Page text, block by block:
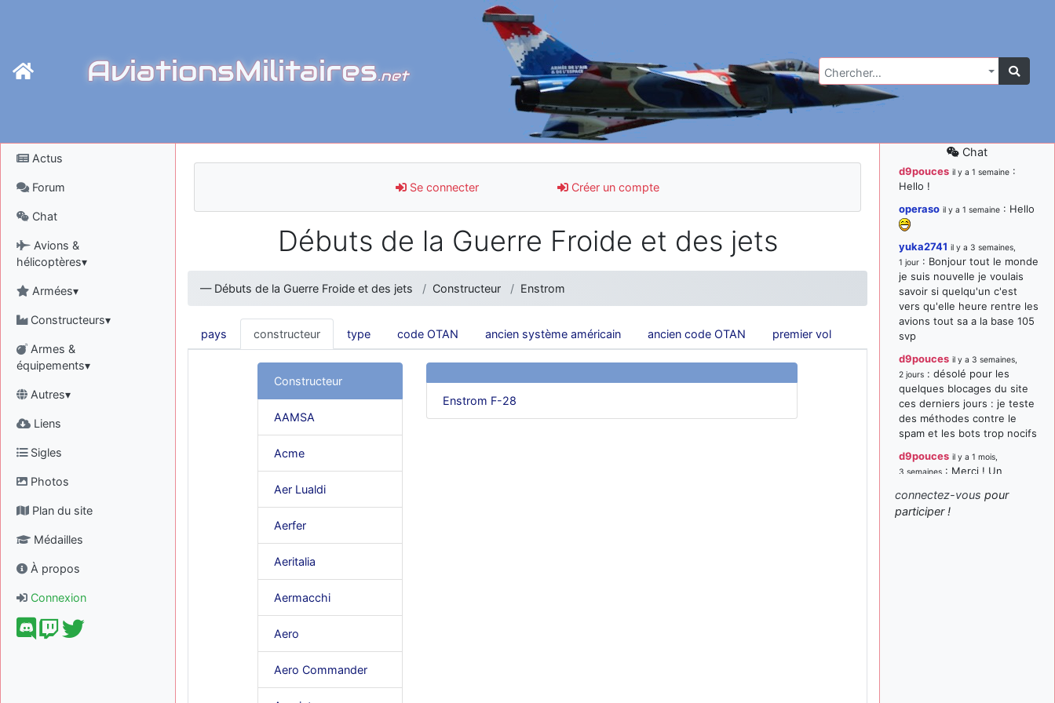
AviationsMilitaires.net Chercher…
Actus
Forum
Chat
Avions &
hélicoptères▾
Armées▾
Constructeurs▾
Armes &
équipements▾
Autres▾
Liens
Sigles
Photos
Plan du site
Médailles
À propos
Connexion
Se connecter Créer un compte
Débuts de la Guerre Froide et des jets
— Débuts de la Guerre Froide et des jets Constructeur Enstrom
pays constructeur type code OTAN ancien système américain ancien code OTAN premier vol
Constructeur
AAMSA
Acme
Aer Lualdi
Aerfer
Aeritalia
Aermacchi
Aero
Aero Commander
Enstrom F-28
Chat
d9pouces il y a 1 semaine :
Hello !
operaso il y a 1 semaine : Hello
yuka2741 il y a 3 semaines,
1 jour : Bonjour tout le monde
je suis nouvelle je voulais
savoir si quelqu'un c'est
vers qu'elle heure rentre les
avions tout sa a la base 105
svp
d9pouces il y a 3 semaines,
2 jours : désolé pour les
quelques blocages du site
ces derniers jours : je teste
des méthodes contre le
spam et les bots trop nocifs
d9pouces il y a 1 mois,
3 semaines : Merci ! Un
paxwax il y a 1 mois, 3 semaines
connectez-vous pour
participer !